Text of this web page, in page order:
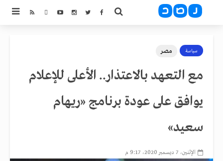
سياسة مصر
مع التعهد بالاعتذار.. الأعلى للإعلام
يوافق على عودة برنامج «ريهام
سعيد»
الإثنين، 7 ديسمبر 2020، 9:17 م